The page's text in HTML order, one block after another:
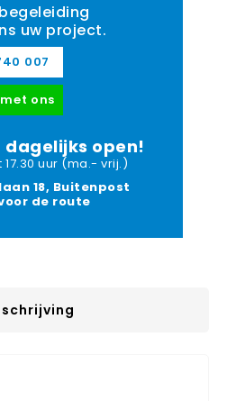
uw project.
007
ons
dagelijks open!
17.30 uur (ma.- vrij.)
18, Buitenpost
de route